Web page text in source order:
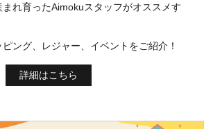
れ育ったAimokuスタッフがオススメす
ング、レジャー、イベントをご紹介！
詳細はこちら